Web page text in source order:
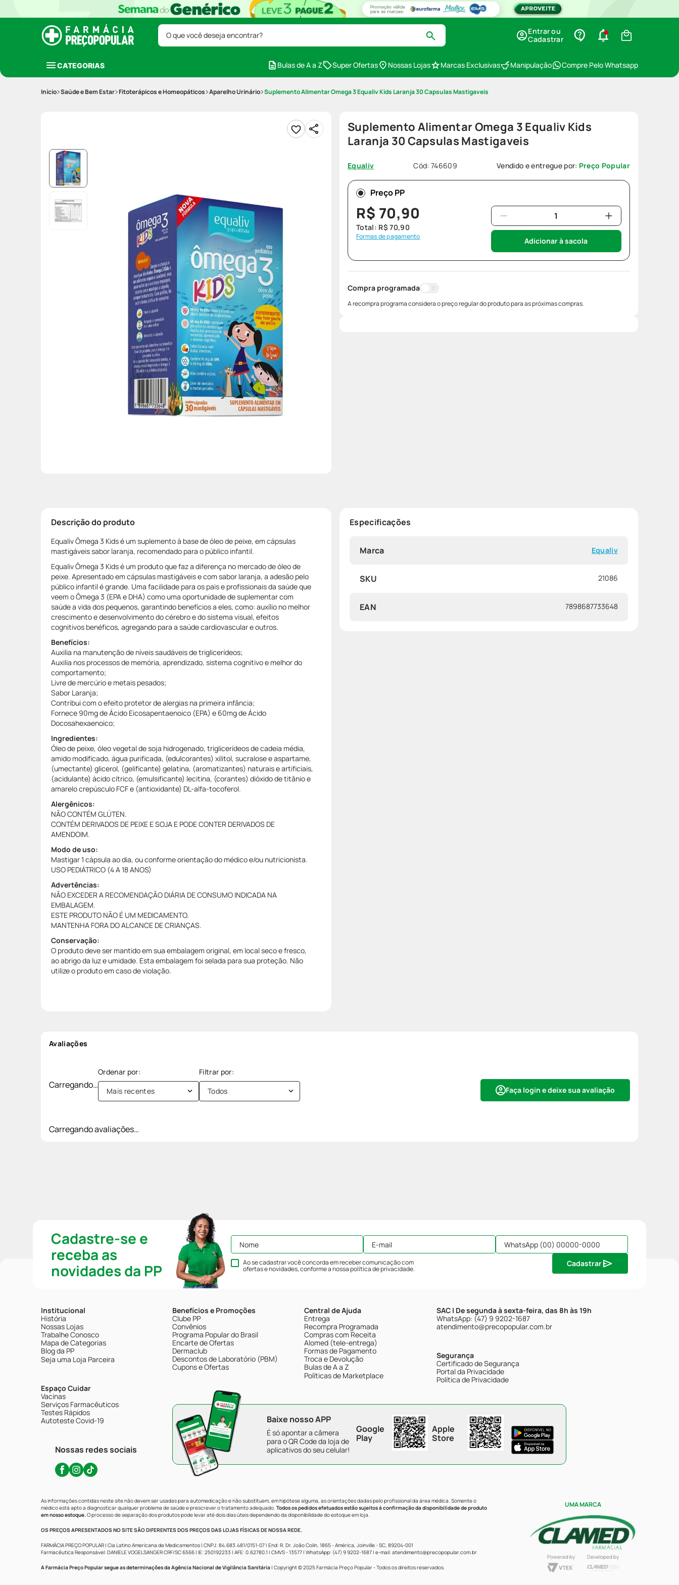
O que você deseja encontrar?
Entrar ou
Cadastrar
CATEGORIAS Bulas de A a Z Super Ofertas Nossas Lojas Marcas Exclusivas Manipulação Compre Pelo Whatsapp
Saúde e Bem Estar Fitoterápicos e Homeopáticos Aparelho Urinário Suplemento Alimentar Omega 3 Equaliv Kids Laranja 30 Capsulas Mastigaveis
Suplemento Alimentar Omega 3 Equaliv Kids
Laranja 30 Capsulas Mastigaveis
Equaliv Cód:746609 Vendido e entregue por: Preço Popular
Preço PP
R$ 70,90
Total: R$ 70,90
Formas de pagamento Adicionar à sacola
Compra programada
A recompra programa considera o preço regular do produto para as próximas compras.
Descrição do produto
Equaliv Ômega 3 Kids é um suplemento à base de óleo de peixe, em cápsulas
mastigáveis sabor laranja, recomendado para o público infantil.
Equaliv Ômega 3 Kids é um produto que faz a diferença no mercado de óleo de
peixe. Apresentado em cápsulas mastigáveis e com sabor laranja, a adesão pelo
público infantil é grande. Uma facilidade para os pais e profissionais da saúde que
veem o Ômega 3 (EPA e DHA) como uma oportunidade de suplementar com
saúde a vida dos pequenos, garantindo benefícios a eles, como: auxílio no melhor
crescimento e desenvolvimento do cérebro e do sistema visual, efeitos
cognitivos benéficos, agregando para a saúde cardiovascular e outros.
Benefícios:
Auxilia na manutenção de níveis saudáveis de triglicerídeos;
Auxilia nos processos de memória, aprendizado, sistema cognitivo e melhor do
comportamento;
Livre de mercúrio e metais pesados;
Sabor Laranja;
Contribui com o efeito protetor de alergias na primeira infância;
Fornece 90mg de Ácido Eicosapentaenoico (EPA) e 60mg de Ácido
Docosahexaenoico;
Ingredientes:
Óleo de peixe, óleo vegetal de soja hidrogenado, triglicerídeos de cadeia média,
amido modificado, água purificada, (edulcorantes) xilitol, sucralose e aspartame,
(umectante) glicerol, (gelificante) gelatina, (aromatizantes) naturais e artificiais,
(acidulante) ácido cítrico, (emulsificante) lecitina, (corantes) dióxido de titânio e
amarelo crepúsculo FCF e (antioxidante) DL-alfa-tocoferol.
Alergênicos:
NÃO CONTÉM GLÚTEN.
CONTÉM DERIVADOS DE PEIXE E SOJA E PODE CONTER DERIVADOS DE
AMENDOIM.
Modo de uso:
Mastigar 1 cápsula ao dia, ou conforme orientação do médico e/ou nutricionista.
USO PEDIÁTRICO (4 A 18 ANOS)
Advertências:
NÃO EXCEDER A RECOMENDAÇÃO DIÁRIA DE CONSUMO INDICADA NA
EMBALAGEM.
ESTE PRODUTO NÃO É UM MEDICAMENTO.
MANTENHA FORA DO ALCANCE DE CRIANÇAS.
Conservação:
O produto deve ser mantido em sua embalagem original, em local seco e fresco,
ao abrigo da luz e umidade. Esta embalagem foi selada para sua proteção. Não
utilize o produto em caso de violação.
Especificações
Marca Equaliv
SKU 21086
EAN 7898687733648
Avaliações
Carregando… Faça login e deixe sua avaliação
Mais recentes Todos
Carregando avaliações…
Cadastre-se e
receba as
novidades da PP
Ao se cadastrar você concorda em receber comunicação com
ofertas e novidades, conforme a nossapolítica de privacidade.
Cadastrar
Institucional
História
Nossas Lojas
Trabalhe Conosco
Mapa de Categorias
Blog da PP
Seja uma Loja Parceira
Espaço Cuidar
Vacinas
Serviços Farmacêuticos
Testes Rápidos
Autoteste Covid-19
Nossas redes sociais
Benefícios e Promoções
Clube PP
Convênios
Programa Popular do Brasil
Encarte de Ofertas
Dermaclub
Descontos de Laboratório (PBM)
Cupons e Ofertas
Central de Ajuda
Entrega
Recompra Programada
Compras com Receita
Alomed (tele-entrega)
Formas de Pagamento
Troca e Devolução
Bulas de A a Z
Políticas de Marketplace
SAC | De segunda à sexta-feira, das 8h às 19h
WhatsApp: (47) 9 9202-1687
atendimento@precopopular.com.br
Segurança
Certificado de Segurança
Portal da Privacidade
Política de Privacidade
Baixe nosso APP
É só apontar a câmera
para o QR Code da loja de
aplicativos do seu celular!
Google
Play
Apple
Store
As informações contidas neste site não devem ser usadas para automedicação e não substituem, em hipótese alguma, as orientações dadas pelo profissional da área médica. Somente o
médico está apto a diagnosticar qualquer problema de saúde e prescrever o tratamento adequado. Todos os pedidos efetuados estão sujeitos à confirmação da disponibilidade de produto
em nosso estoque.O processo de separação dos produtos pode levar até dois dias úteis dependendo da disponibilidade do estoque em loja.
OS PREÇOS APRESENTADOS NO SITE SÃO DIFERENTES DOS PREÇOS DAS LOJAS FÍSICAS DE NOSSA REDE.
FARMÁCIA PREÇO POPULAR | Cia Latino Americana de Medicamentos | CNPJ: 84.683.481/0151-07 | End: R. Dr. João Colin, 1865 - América, Joinville - SC, 89204-001
Farmacêutica Responsável: DANIELE VOGELSANGER CRF/SC 6566 | IE: 250192233 | AFE: 0.62780.1 | CMVS - 13577 | WhatsApp: (47) 9 9202-1687 | e-mail: atendimento@precopopular.com.br
A Farmácia Preço Popular segue as determinações da Agência Nacional de Vigilância Sanitária | Copyright © 2025 Farmácia Preço Popular - Todos os direitos reservados.
UMA MARCA
Powered by Developed by